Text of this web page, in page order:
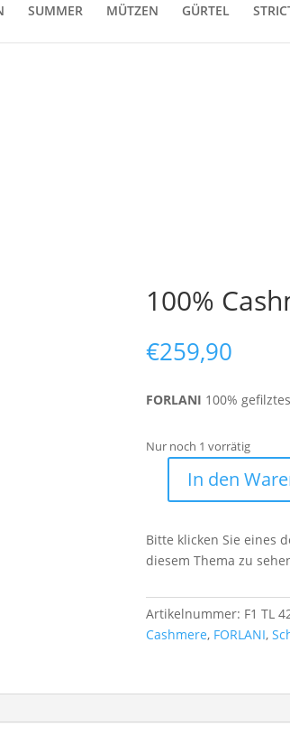
SUMMER MÜTZEN GÜRTEL
100%
€259,90
FORLANI 100%
Nur noch 1 vorrätig
Schal
F1
42
Menge
In den
Bitte klicken Sie eines
diesem Thema zu
Artikelnummer: F1 TL
Cashmere, FORLANI,